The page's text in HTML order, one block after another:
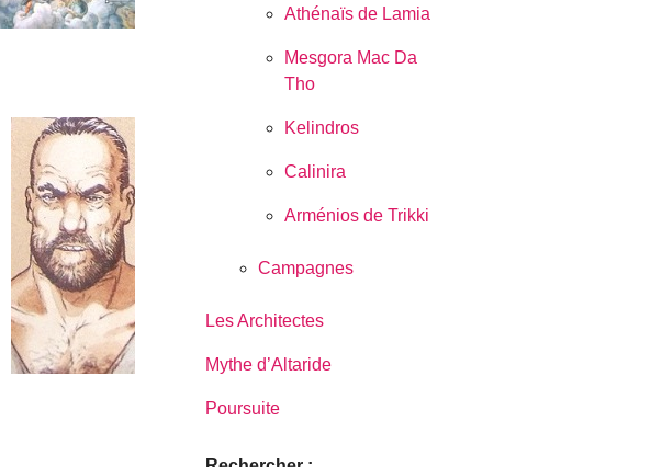
Athénaïs de Lamia
Mesgora Mac Da
Tho
Kelindros
Calinira
Arménios de Trikki
Campagnes
Les Architectes
Mythe d’Altaride
Poursuite